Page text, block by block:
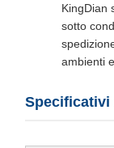
KingDian
sotto
ambienti